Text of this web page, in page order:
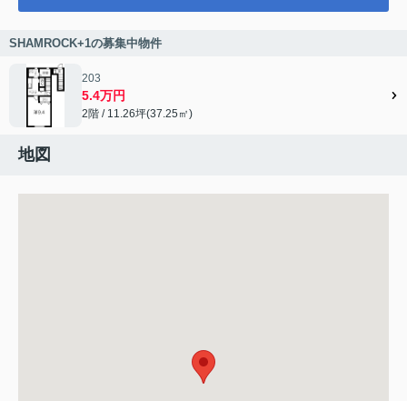
SHAMROCK+1の募集中物件
203
5.4万円
2階 / 11.26坪(37.25㎡)
地図